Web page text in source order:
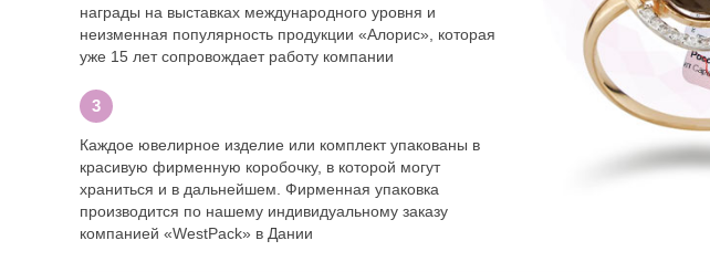
награды на выставках международного уровня и
неизменная популярность продукции «Алорис», которая
уже 15 лет сопровождает работу компании
Каждое ювелирное изделие или комплект упакованы в
красивую фирменную коробочку, в которой могут
храниться и в дальнейшем. Фирменная упаковка
производится по нашему индивидуальному заказу
компанией «WestPack» в Дании